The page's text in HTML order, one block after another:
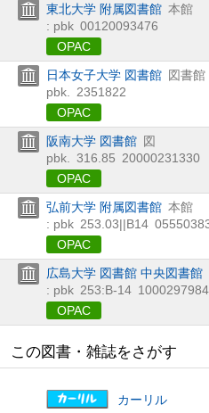
東北大学 附属図書館 本館
: pbk 00120093476
OPAC
日本女子大学 図書館 図書館
pbk.
2351822
OPAC
阪南大学 図書館 図
pbk.
316.85 20000231330
OPAC
弘前大学 附属図書館 本館
: pbk 253.03||B14
OPAC
広島大学 図書館 中央図書館
: pbk 253:B-14 1000297984
OPAC
この図書・雑誌をさがす
カーリル